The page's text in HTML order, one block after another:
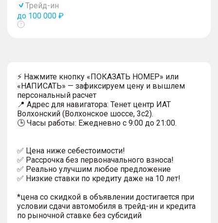
Трейд-ин
до 100 000 ₽
Показать
⚡ Нажмите кнопку «ПОКАЗАТЬ НОМЕР» или
«НАПИСАТЬ» — зафиксируем цену и вышлем
персональный расчет
📍 Адрес для навигатора: Тенет центр ИАТ
Волхонский (Волхонское шоссе, 3с2).
🕒 Часы работы: Ежедневно с 9:00 до 21:00.
✅ Цена ниже себестоимости!
✅ Рассрочка без первоначального взноса!
✅ Реально улучшим любое предложение
✅ Низкие ставки по кредиту даже на 10 лет!
*цена со скидкой в объявлении достигается при
условии сдачи автомобиля в трейд-ин и кредита
по рыночной ставке без субсидий